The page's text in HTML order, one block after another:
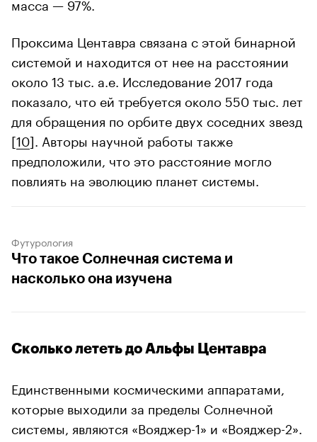
Проксима Центавра связана с этой бинарной
системой и находится от нее на расстоянии
около 13 тыс. а.е. Исследование 2017 года
показало, что ей требуется около 550 тыс. лет
для обращения по орбите двух соседних звезд
[10]. Авторы научной работы также
предположили, что это расстояние могло
повлиять на эволюцию планет системы.
Футурология
Что такое Солнечная система и
насколько она изучена
Сколько лететь до Альфы Центавра
Единственными космическими аппаратами,
которые выходили за пределы Солнечной
системы, являются «Вояджер-1» и «Вояджер-2».